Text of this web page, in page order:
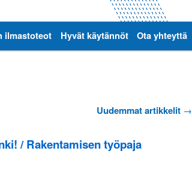
ilmastoteot Hyvät käytännöt Ota yhteyttä
Uudemmat artikkelit →
/ Rakentamisen työpaja